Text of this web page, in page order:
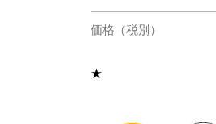
価格（税別）
★